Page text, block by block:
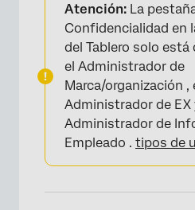
Atención: La
Confidencialidad en
del Tablero solo
el Administrador de
Marca/organización ,
Administrador de EX
Administrador de
Empleado . tipos de